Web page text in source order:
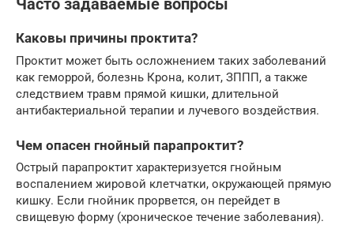
Часто задаваемые вопросы
Каковы причины проктита?
Проктит может быть осложнением таких заболеваний
как геморрой, болезнь Крона, колит, ЗППП, а также
следствием травм прямой кишки, длительной
антибактериальной терапии и лучевого воздействия.
Чем опасен гнойный парапроктит?
Острый парапроктит характеризуется гнойным
воспалением жировой клетчатки, окружающей прямую
кишку. Если гнойник прорвется, он перейдет в
свищевую форму (хроническое течение заболевания).